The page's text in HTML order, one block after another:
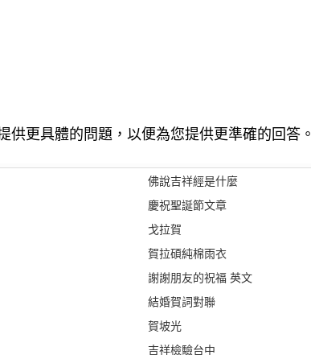
供更具體的問題，以便為您提供更準確的回答。
佛說吉祥經是什麼
慶祝聖誕節文章
戈拉賀
賀拉碩純棉雨衣
謝謝朋友的祝福 英文
結婚賀詞對聯
賀坡光
吉祥檢驗台中